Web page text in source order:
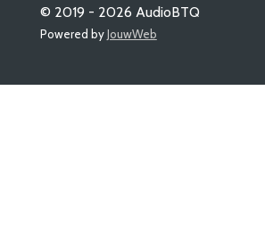
© 2019 - 2026 AudioBTQ
Powered byJouwWeb